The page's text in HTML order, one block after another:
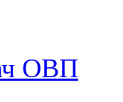
ОВП